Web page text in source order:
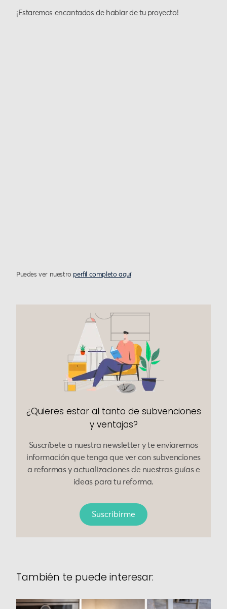
¡Estaremos encantados de hablar de tu proyecto!
Puedes ver nuestro perfil completo aquí
¿Quieres estar al tanto de subvenciones
y ventajas?
Suscríbete a nuestra newsletter y te enviaremos
información que tenga que ver con subvenciones
a reformas y actualizaciones de nuestras guías e
ideas para tu reforma.
Suscribirme
También te puede interesar: